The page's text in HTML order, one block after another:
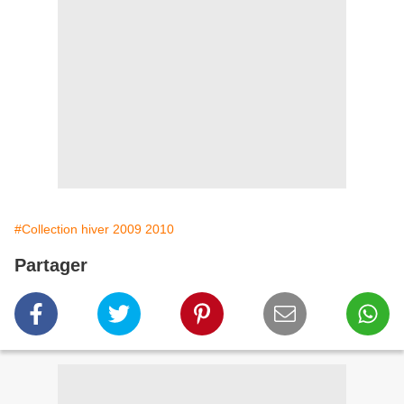
#Collection hiver 2009 2010
Partager